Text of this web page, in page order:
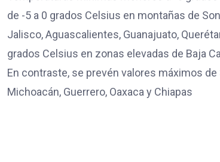
de -5 a 0 grados Celsius en montañas de
Jalisco, Aguascalientes, Guanajuato,
grados Celsius en zonas elevadas de Baja
En contraste, se prevén valores máximos
Michoacán, Guerrero, Oaxaca y Chiapas